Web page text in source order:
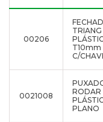
00206
TRIANG
T10mm
C/
0021008
RODAR
PLANO